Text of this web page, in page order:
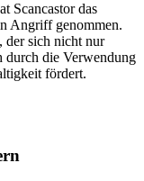
Scancastor das
Angriff genommen.
der sich nicht nur
durch die Verwendung
fördert.